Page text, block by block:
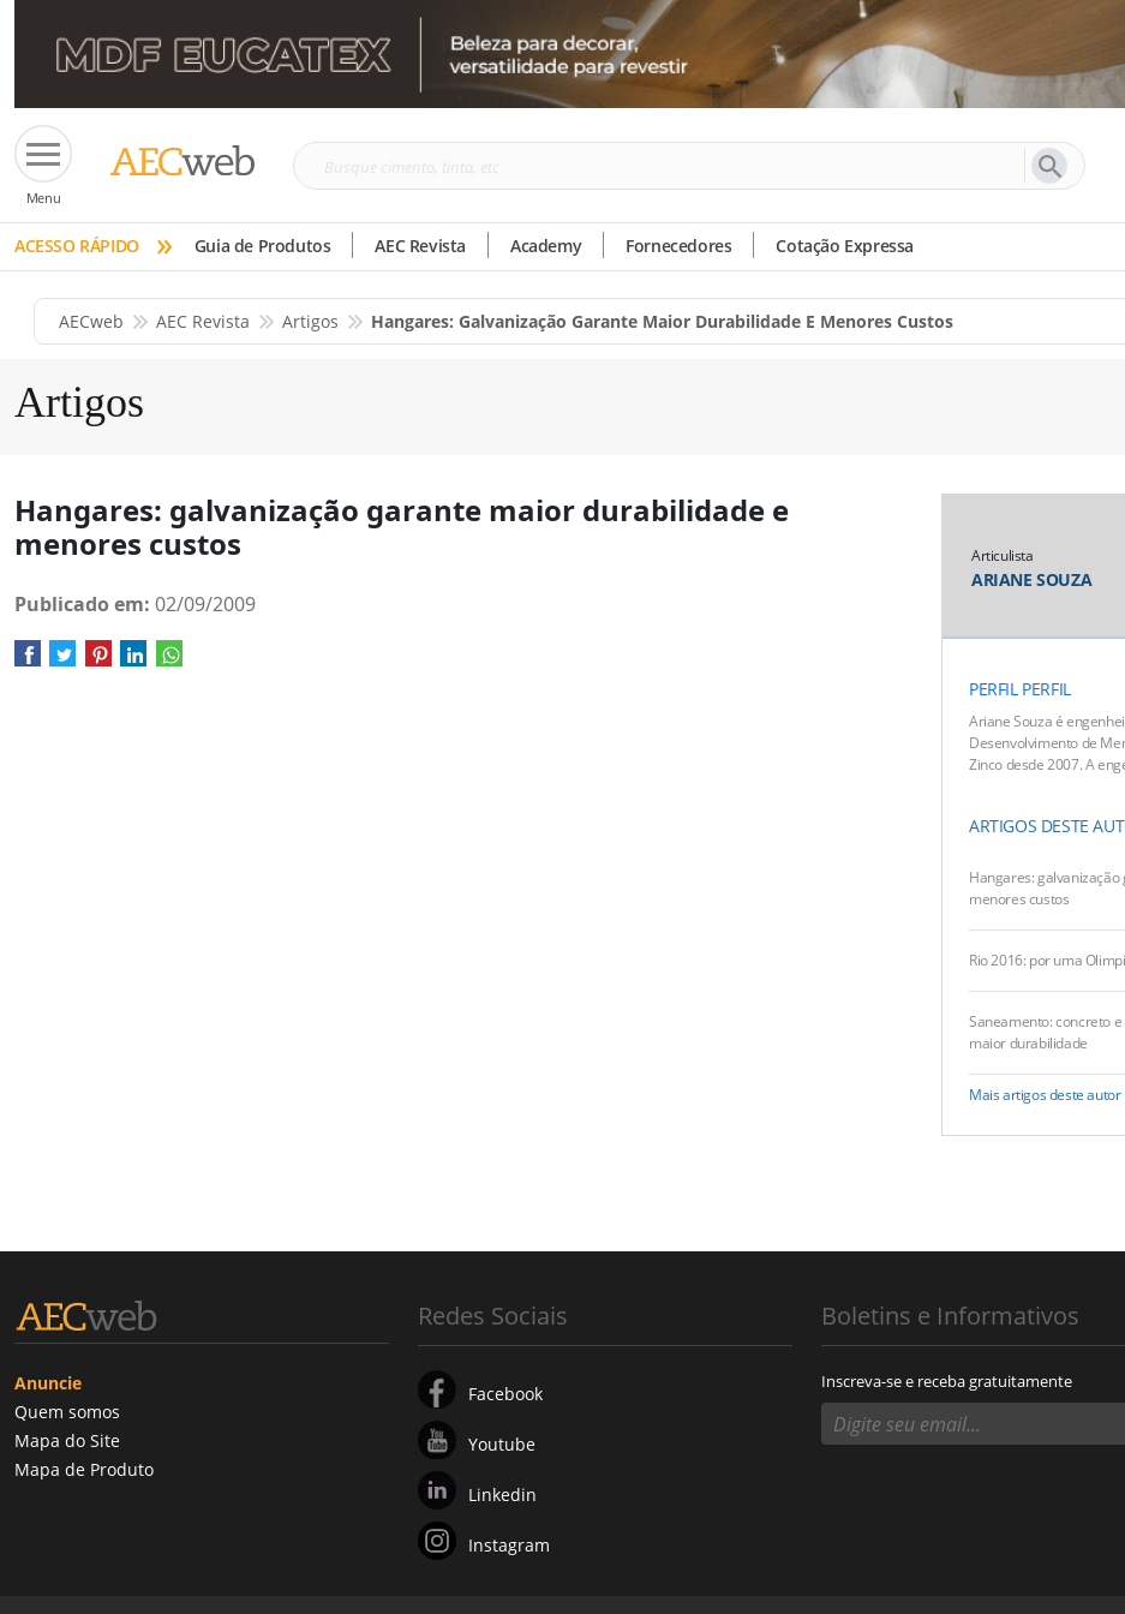
Menu
Busque
tinta,
etc
ACESSO RÁPIDO » Guia de Produtos AEC Revista Academy Fornecedores Cotação Expressa
AECweb AEC Revista Artigos Hangares: Galvanização Garante Maior Durabilidade E Menores Custos
Artigos
Hangares: galvanização garante maior durabilidade e
menores custos
Publicado em: 02/09/2009
Articulista
ARIANE SOUZA
PERFILPERFIL
Ariane Souza é
Desenvolvimento de
Zinco desde 2007. A
ARTIGOS DESTE
Hangares:
menores custos
Rio 2016: por uma
Saneamento: concreto
maior durabilidade
Mais artigos deste autor
Anuncie
Quem somos
Mapa do Site
Mapa de Produto
Redes Sociais
Facebook
Youtube
Linkedin
Instagram
Boletins e Informativos
Inscreva-se e receba gratuitamente